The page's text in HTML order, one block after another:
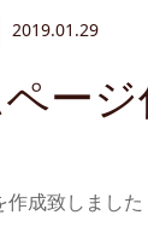
2019.01.29
ージ
成致しました